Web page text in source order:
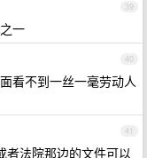
39
一
40
看不到一丝一毫劳动人
41
者法院那边的文件可以